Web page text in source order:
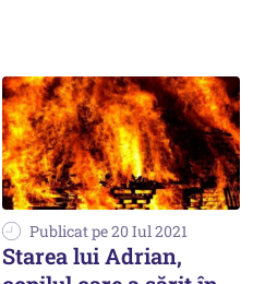
Publicat pe 20 Iul 2021
Starea lui Adrian,